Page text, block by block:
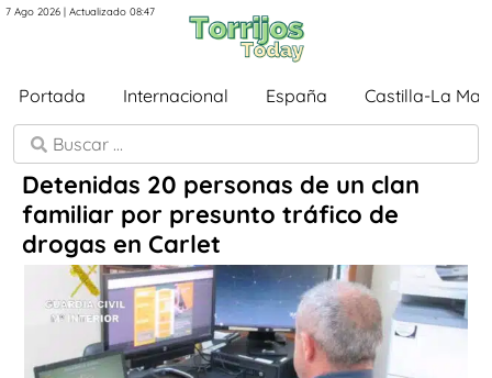
7 Ago 2026 | Actualizado 08:47
Portada Internacional España Castilla-La
Detenidas 20 personas de un clan
familiar por presunto tráfico de
drogas en Carlet